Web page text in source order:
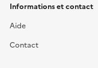
Informations et contact
Aide
Contact